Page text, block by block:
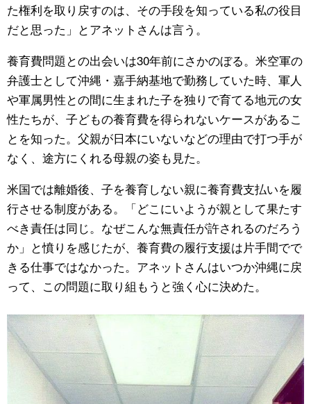
た権利を取り戻すのは、その手段を知っている私の役目
だと思った」とアネットさんは言う。
養育費問題との出会いは30年前にさかのぼる。米空軍の
弁護士として沖縄・嘉手納基地で勤務していた時、軍人
や軍属男性との間に生まれた子を独りで育てる地元の女
性たちが、子どもの養育費を得られないケースがあるこ
とを知った。父親が日本にいないなどの理由で打つ手が
なく、途方にくれる母親の姿も見た。
米国では離婚後、子を養育しない親に養育費支払いを履
行させる制度がある。「どこにいようが親として果たす
べき責任は同じ。なぜこんな無責任が許されるのだろう
か」と憤りを感じたが、養育費の履行支援は片手間でで
きる仕事ではなかった。アネットさんはいつか沖縄に戻
って、この問題に取り組もうと強く心に決めた。